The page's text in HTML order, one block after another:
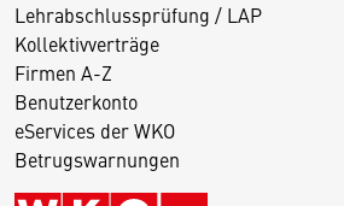
Lehrabschlussprüfung / LAP
Kollektivverträge
Firmen A-Z
Benutzerkonto
eServices der WKO
Betrugswarnungen